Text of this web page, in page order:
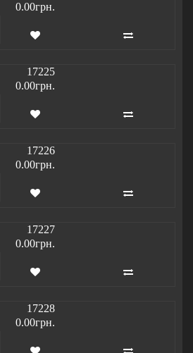
0.00грн.
0.00грн.
0.00грн.
0.00грн.
0.00грн.